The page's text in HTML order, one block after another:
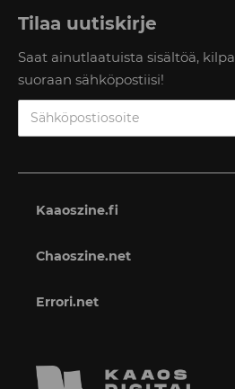
Tilaa uutiskirje
Saat ainutlaatuista sisältöä,
suoraan sähköpostiisi!
Kaaoszine.fi
Chaoszine.net
Errori.net